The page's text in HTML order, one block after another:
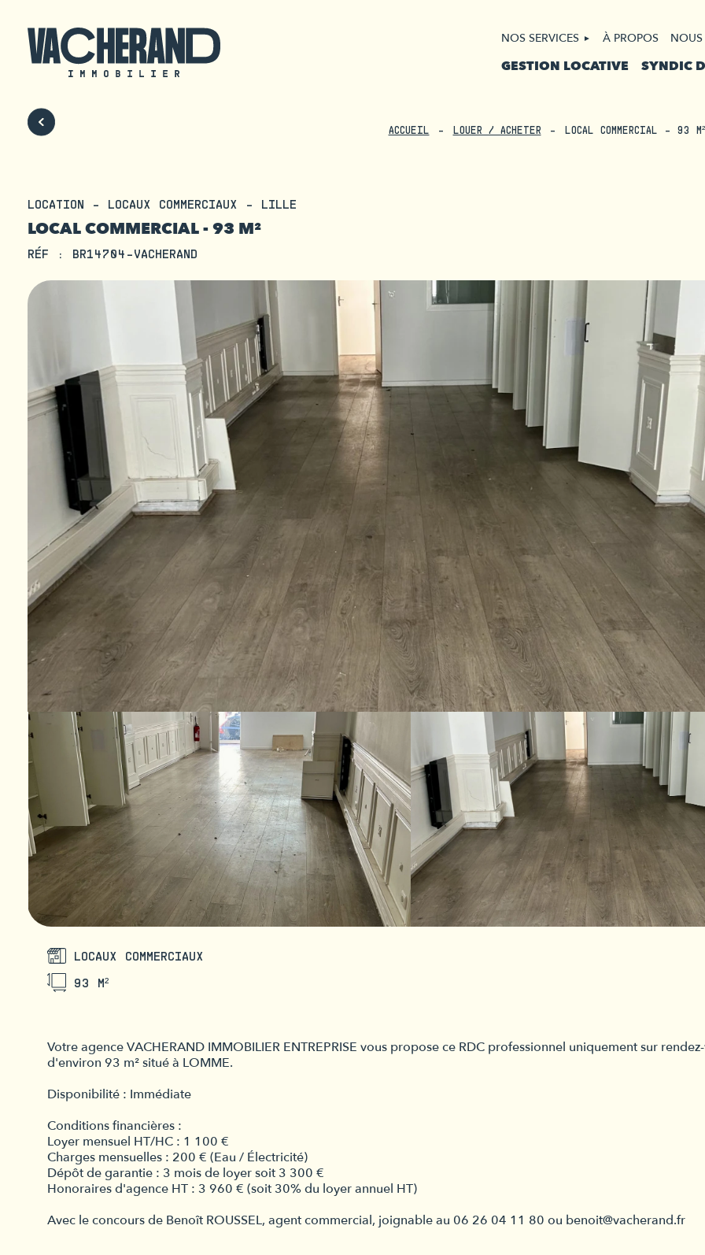
NOS SERVICES À PROPOS
GESTION LOCATIVE SYNDIC
ACCUEIL LOUER / ACHETER LOCAL COMMERCIAL - 93 M²
LOCATION - LOCAUX COMMERCIAUX - LILLE
LOCAL COMMERCIAL - 93 M²
RÉF : BR14704-VACHERAND
LOCAUX COMMERCIAUX
93 M²
Votre agence VACHERAND IMMOBILIER ENTREPRISE vous propose ce RDC professionnel uniquement sur
d'environ 93 m² situé à LOMME.
Disponibilité : Immédiate
Conditions financières :
Loyer mensuel HT/HC : 1 100 €
Charges mensuelles : 200 € (Eau / Électricité)
Dépôt de garantie : 3 mois de loyer soit 3 300 €
Honoraires d'agence HT : 3 960 € (soit 30% du loyer annuel HT)
Avec le concours de Benoît ROUSSEL, agent commercial, joignable au 06 26 04 11 80 ou benoit@vacherand.fr